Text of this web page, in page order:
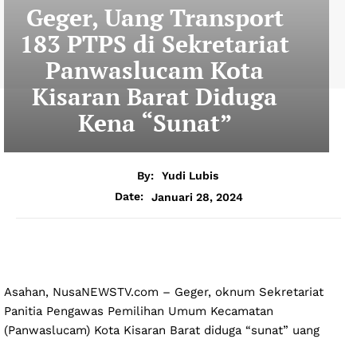
Geger, Uang Transport
183 PTPS di Sekretariat
Panwaslucam Kota
Kisaran Barat Diduga
Kena “Sunat”
By:
Yudi Lubis
Date:
Januari 28, 2024
Asahan, NusaNEWSTV.com – Geger, oknum Sekretariat
Panitia Pengawas Pemilihan Umum Kecamatan
(Panwaslucam) Kota Kisaran Barat diduga “sunat” uang